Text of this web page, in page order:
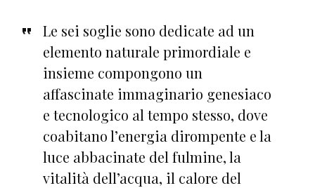
Le sei soglie sono dedicate ad un
elemento naturale primordiale e
insieme compongono un
affascinate immaginario genesiaco
e tecnologico al tempo stesso, dove
coabitano l’energia dirompente e la
luce abbacinate del fulmine, la
vitalità dell’acqua, il calore del